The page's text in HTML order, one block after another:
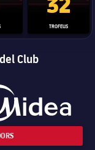
TROFEUS
Club